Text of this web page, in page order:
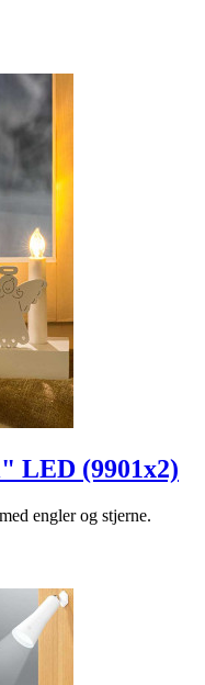
LED (9901x2)
engler og stjerne.